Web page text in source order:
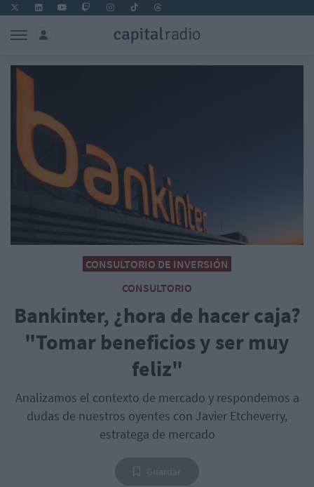
CONSULTORIO DE INVERSIÓN
CONSULTORIO
Bankinter, ¿hora de hacer caja?
"Tomar beneficios y ser muy
feliz"
Analizamos el contexto de mercado y respondemos a
dudas de nuestros oyentes con Javier Etcheverry,
estratega de mercado